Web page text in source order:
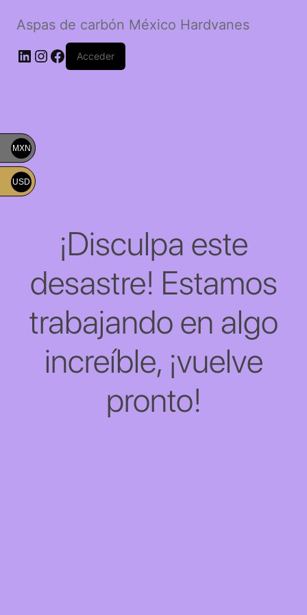
Aspas de carbón México Hardvanes
LinkedIn
Instagram
Facebook
Acceder
¡Disculpa este
desastre! Estamos
trabajando en algo
increíble, ¡vuelve
pronto!
MXN
USD